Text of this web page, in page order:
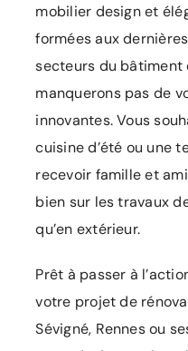
mobilier design et
formées aux
secteurs du bâtiment
manquerons pas de
innovantes. Vous
cuisine d’été ou une
recevoir famille et
bien sur les travaux
qu’en extérieur.
Prêt à passer à
votre projet de
Sévigné, Rennes ou